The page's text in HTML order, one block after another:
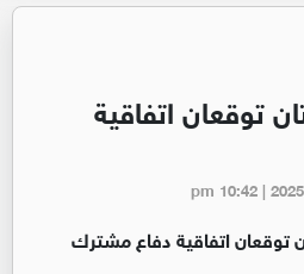
توقعان اتفاقية